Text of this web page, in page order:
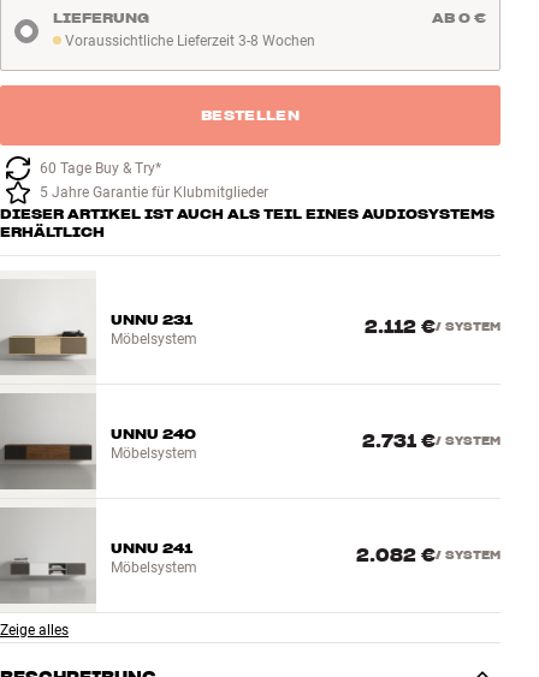
Zubehör
INSPIRATION
MARKEN
NEUHEITEN
ANGEBOTE
Store Finden
Kundendienst
Anmelden
Bauen mit Klang
Voraussichtliche Lieferzeit 3-8 Wochen
Voraussichtliche Lieferzeit 3-8 Wochen
LIEFERUNG AB 0 €
BESTELLEN
60 Tage Buy & Try*
5 Jahre Garantie für Klubmitglieder
DIESER ARTIKEL IST AUCH ALS TEIL EINES AUDIOSYSTEMS
ERHÄLTLICH
UNNU 231
Möbelsystem
2.112 €/ SYSTEM
UNNU 240
Möbelsystem
2.731 €/ SYSTEM
UNNU 241
Möbelsystem
2.082 €/ SYSTEM
Zeige alles